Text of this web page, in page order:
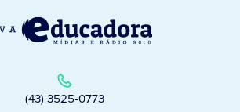
(43) 3525-0773